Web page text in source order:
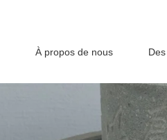
À propos de nous